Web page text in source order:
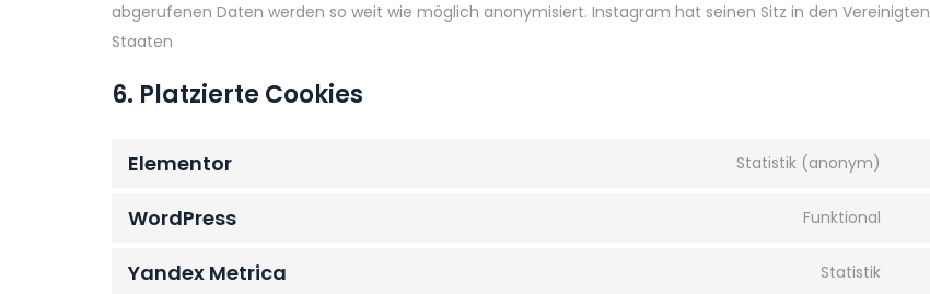
abgerufenen Daten werden so weit wie möglich anonymisiert. Instagram hat seinen Sitz in den Vereinigten
Staaten
6. Platzierte Cookies
Elementor Statistik (anonym)
WordPress Funktional
Yandex Metrica Statistik